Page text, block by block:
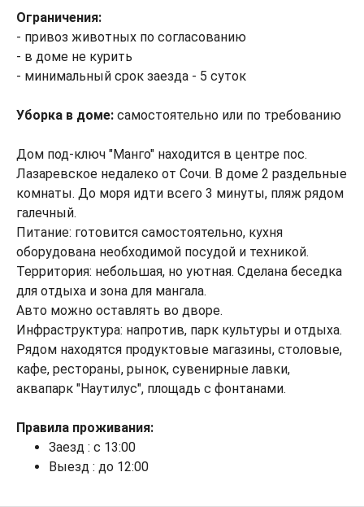
Ограничения:
- привоз животных по согласованию
- в доме не курить
- минимальный срок заезда - 5 суток
Уборка в доме: самостоятельно или по требованию
Дом под-ключ "Манго" находится в центре пос.
Лазаревское недалеко от Сочи. В доме 2 раздельные
комнаты. До моря идти всего 3 минуты, пляж рядом
галечный.
Питание: готовится самостоятельно, кухня
оборудована необходимой посудой и техникой.
Территория: небольшая, но уютная. Сделана беседка
для отдыха и зона для мангала.
Авто можно оставлять во дворе.
Инфраструктура: напротив, парк культуры и отдыха.
Рядом находятся продуктовые магазины, столовые,
кафе, рестораны, рынок, сувенирные лавки,
аквапарк "Наутилус", площадь с фонтанами.
Правила проживания:
Заезд : с 13:00
Выезд : до 12:00